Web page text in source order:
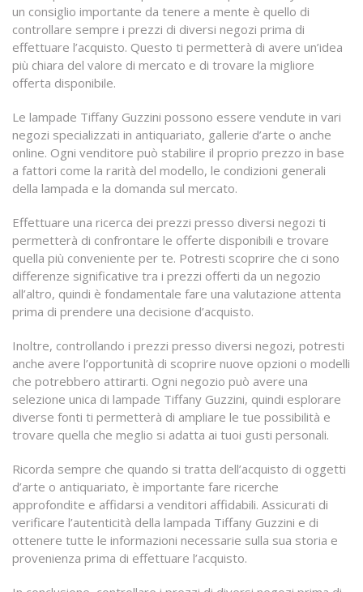
un consiglio importante da tenere a mente è quello di
controllare sempre i prezzi di diversi negozi prima di
effettuare l’acquisto. Questo ti permetterà di avere un’idea
più chiara del valore di mercato e di trovare la migliore
offerta disponibile.
Le lampade Tiffany Guzzini possono essere vendute in vari
negozi specializzati in antiquariato, gallerie d’arte o anche
online. Ogni venditore può stabilire il proprio prezzo in base
a fattori come la rarità del modello, le condizioni generali
della lampada e la domanda sul mercato.
Effettuare una ricerca dei prezzi presso diversi negozi ti
permetterà di confrontare le offerte disponibili e trovare
quella più conveniente per te. Potresti scoprire che ci sono
differenze significative tra i prezzi offerti da un negozio
all’altro, quindi è fondamentale fare una valutazione attenta
prima di prendere una decisione d’acquisto.
Inoltre, controllando i prezzi presso diversi negozi, potresti
anche avere l’opportunità di scoprire nuove opzioni o modelli
che potrebbero attirarti. Ogni negozio può avere una
selezione unica di lampade Tiffany Guzzini, quindi esplorare
diverse fonti ti permetterà di ampliare le tue possibilità e
trovare quella che meglio si adatta ai tuoi gusti personali.
Ricorda sempre che quando si tratta dell’acquisto di oggetti
d’arte o antiquariato, è importante fare ricerche
approfondite e affidarsi a venditori affidabili. Assicurati di
verificare l’autenticità della lampada Tiffany Guzzini e di
ottenere tutte le informazioni necessarie sulla sua storia e
provenienza prima di effettuare l’acquisto.